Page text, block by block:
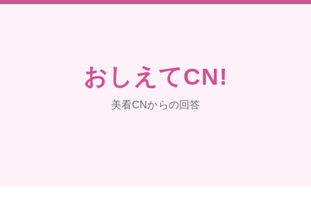
おしえてCN!
美看CNからの回答